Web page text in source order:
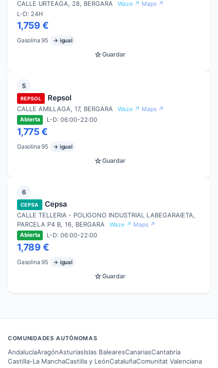
CALLE URTEAGA, 28, BERGARA Waze ↗ Maps ↗
L-D: 24H
1,759 €
Gasolina 95 → igual
☆Guardar
5
REPSOL Repsol
CALLE AMILLAGA, 17, BERGARA Waze ↗ Maps ↗
Abierta L-D: 06:00-22:00
1,775 €
Gasolina 95 → igual
☆Guardar
6
CEPSA Cepsa
CALLE TELLERIA - POLIGONO INDUSTRIAL LABEGARAIETA,
PARCELA P4 B, 16, BERGARA
Waze ↗ Maps ↗
Abierta L-D: 06:00-22:00
1,789 €
Gasolina 95 → igual
☆Guardar
COMUNIDADES AUTÓNOMAS
AndalucíaAragónAsturiasIslas BalearesCanariasCantabria
Castilla-La ManchaCastilla y LeónCataluñaComunitat Valenciana